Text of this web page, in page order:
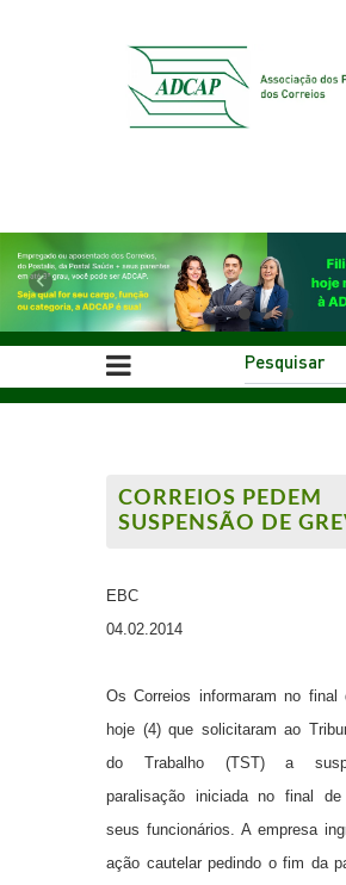
Previous
CORREIOS PEDEM
SUSPENSÃO DE
EBC
04.02.2014
OsCorreios informaram no final
hoje (4) que solicitaram ao
do Trabalho (TST) a
paralisação iniciada no final
seus funcionários. A empresa
ação cautelar pedindo o fim da